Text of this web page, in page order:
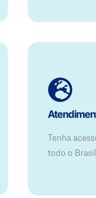
Tenha
todo o